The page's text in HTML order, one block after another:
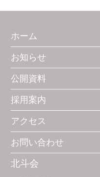
ホーム
お知らせ
公開資料
採用案内
アクセス
お問い合わせ
北斗会